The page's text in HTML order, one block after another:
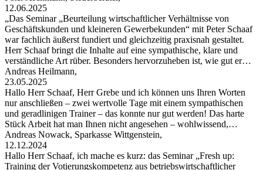
12.06.2025
„Das Seminar „Beurteilung wirtschaftlicher Verhältnisse von
Geschäftskunden und kleineren Gewerbekunden“ mit Peter Schaaf
war fachlich äußerst fundiert und gleichzeitig praxisnah gestaltet.
Herr Schaaf bringt die Inhalte auf eine sympathische, klare und
verständliche Art rüber. Besonders hervorzuheben ist, wie gut er…
Andreas Heilmann,
23.05.2025
Hallo Herr Schaaf, Herr Grebe und ich können uns Ihren Worten
nur anschließen – zwei wertvolle Tage mit einem sympathischen
und geradlinigen Trainer – das konnte nur gut werden! Das harte
Stück Arbeit hat man Ihnen nicht angesehen – wohlwissend,…
Andreas Nowack, Sparkasse Wittgenstein,
12.12.2024
Hallo Herr Schaaf, ich mache es kurz: das Seminar „Fresh up:
Training der Votierungskompetenz aus betriebswirtschaftlicher